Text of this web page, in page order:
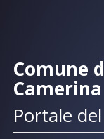
Comune
Camerina
Portale